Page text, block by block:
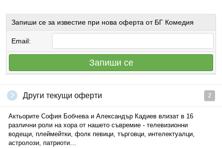
Запиши се за известие при нова оферта от БГ Комедия
Email:
Запиши се
Други текущи оферти 2
Актьорите София Бобчева и Александър Кадиев влизат в 16
различни роли на хора от нашето съвремие - телевизионни
водещи, плеймейтки, фолк певици, търговци, интелектуалци,
астролози, патриоти…